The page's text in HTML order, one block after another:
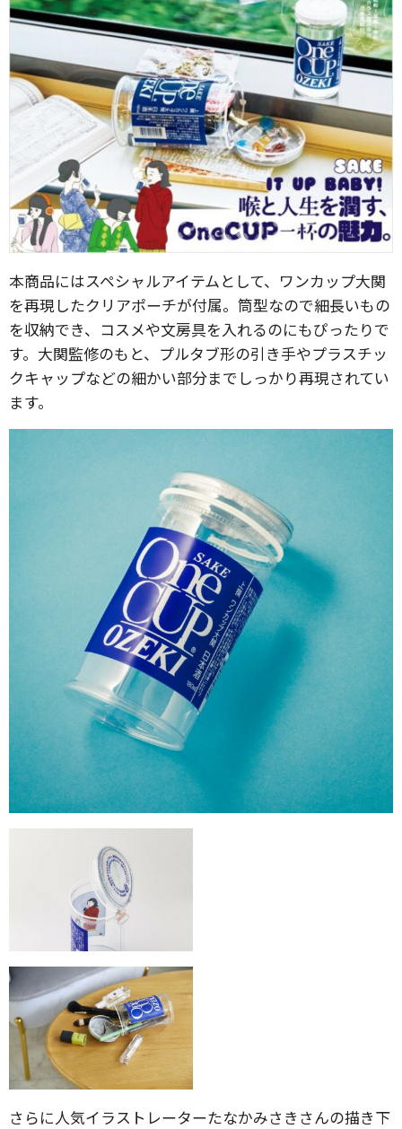
本商品にはスペシャルアイテムとして、ワンカップ大関
を再現したクリアポーチが付属。筒型なので細長いもの
を収納でき、コスメや文房具を入れるのにもぴったりで
す。大関監修のもと、プルタブ形の引き手やプラスチッ
クキャップなどの細かい部分までしっかり再現されてい
ます。
さらに人気イラストレーターたなかみさきさんの描き下